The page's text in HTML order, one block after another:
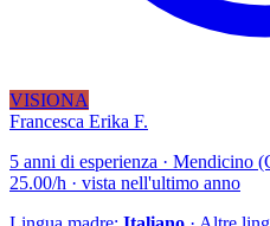
VISIONA
Francesca Erika F.
5 anni di esperienza · Mendicino
25.00/h · vista nell'ultimo anno